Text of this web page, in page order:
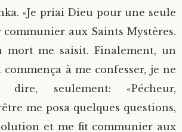
«Je priai Dieu pour une seule
communier aux Saints Mystères.
mort me saisit. Finalement, un
à me confesser, je ne
seulement: «Pécheur,
me posa quelques questions,
et me fit communier aux